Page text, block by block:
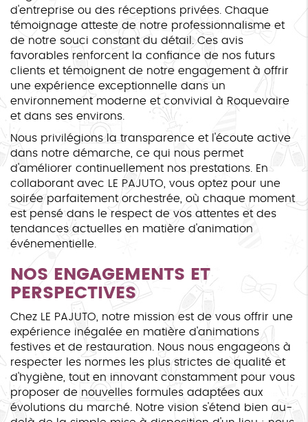
d'entreprise ou des réceptions privées. Chaque
témoignage atteste de notre professionnalisme et
de notre souci constant du détail. Ces avis
favorables renforcent la confiance de nos futurs
clients et témoignent de notre engagement à offrir
une expérience exceptionnelle dans un
environnement moderne et convivial à Roquevaire
et dans ses environs.
Nous privilégions la transparence et l'écoute active
dans notre démarche, ce qui nous permet
d'améliorer continuellement nos prestations. En
collaborant avec LE PAJUTO, vous optez pour une
soirée parfaitement orchestrée, où chaque moment
est pensé dans le respect de vos attentes et des
tendances actuelles en matière d'animation
événementielle.
NOS ENGAGEMENTS ET
PERSPECTIVES
Chez LE PAJUTO, notre mission est de vous offrir une
expérience inégalée en matière d'animations
festives et de restauration. Nous nous engageons à
respecter les normes les plus strictes de qualité et
d'hygiène, tout en innovant constamment pour vous
proposer de nouvelles formules adaptées aux
évolutions du marché. Notre vision s'étend bien au-